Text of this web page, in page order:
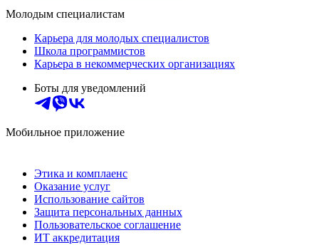
Молодым специалистам
Карьера для молодых специалистов
Школа программистов
Карьера в некоммерческих организациях
Боты для уведомлений
Мобильное приложение
Этика и комплаенс
Оказание услуг
Использование сайтов
Защита персональных данных
Пользовательское соглашение
ИТ аккредитация